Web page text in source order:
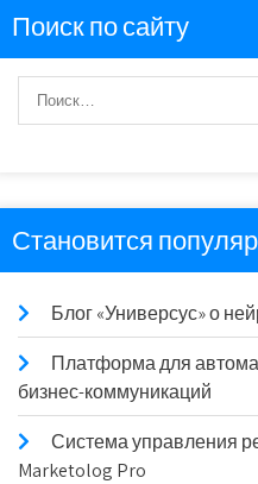
Поиск по сайту
Становится
Блог «Универсус» о
Платформа для
бизнес-коммуникаций
Система управления
Marketolog Pro